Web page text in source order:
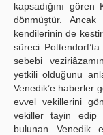
kapsadığını
dönmüştür.
kendilerinin de
süreci
sebebi
yetkili olduğunu
Venedik’e haberler
evvel vekillerini
vekiller tayin edip
bulunan Venedik